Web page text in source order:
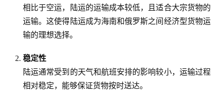
相比于空运，陆运的运输成本较低，且适合大宗货物的
运输。这使得陆运成为海南和俄罗斯之间经济型货物运
输的理想选择。
稳定性
陆运通常受到的天气和航班安排的影响较小，运输过程
相对稳定，能够保证货物按时送达。